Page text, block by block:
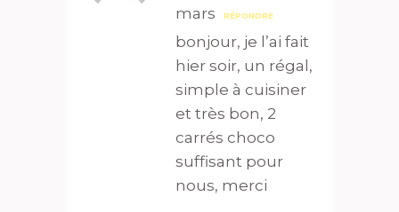
mars
RÉPONDRE
bonjour, je l’ai fait
hier soir, un régal,
simple à cuisiner
et très bon, 2
carrés choco
suffisant pour
nous, merci